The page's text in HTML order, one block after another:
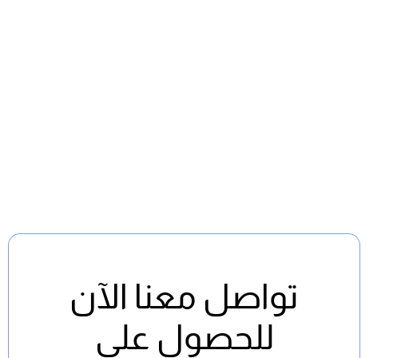
تواصل معنا الآن
للحصول علي